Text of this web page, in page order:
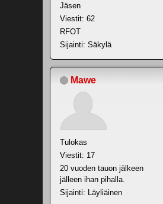
Jäsen
Viestit: 62
RFOT
Sijainti: Säkylä
Mawe
Tulokas
Viestit: 17
20 vuoden tauon jälkeen
jälleen ihan pihalla.
Sijainti: Läyliäinen